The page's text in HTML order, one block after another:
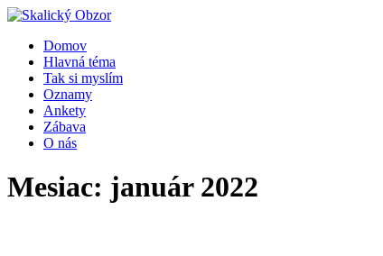
Domov
Hlavná téma
Tak si myslím
Oznamy
Ankety
Zábava
O nás
Mesiac: január 2022